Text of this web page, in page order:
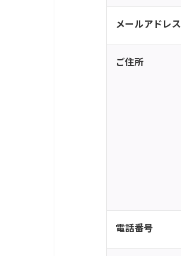
メールアドレス
ご住所
電話番号